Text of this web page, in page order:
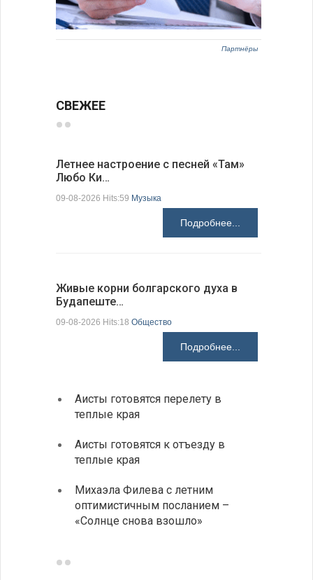
Партнёры
СВЕЖЕЕ
Летнее настроение с песней «Там»
Любо Ки…
09-08-2026 Hits:59 Музыка
Подробнее...
Живые корни болгарского духа в
Будапеште…
09-08-2026 Hits:18 Общество
Подробнее...
Аисты готовятся перелету в
теплые края
Аисты готовятся к отъезду в
теплые края
Михаэла Филева с летним
оптимистичным посланием –
«Солнце снова взошло»